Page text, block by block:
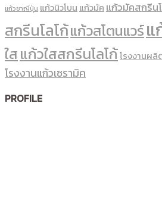
แก้วชาญี่ปุ่น แก้วนิวโบนแก้วมัคแก้วมัคสกรีน
สกรีนโลโก้แก้วสโตนแวร์แ
ใสแก้วใสสกรีนโลโก้โรงงานผลิ
โรงงานแก้วเซรามิค
PROFILE